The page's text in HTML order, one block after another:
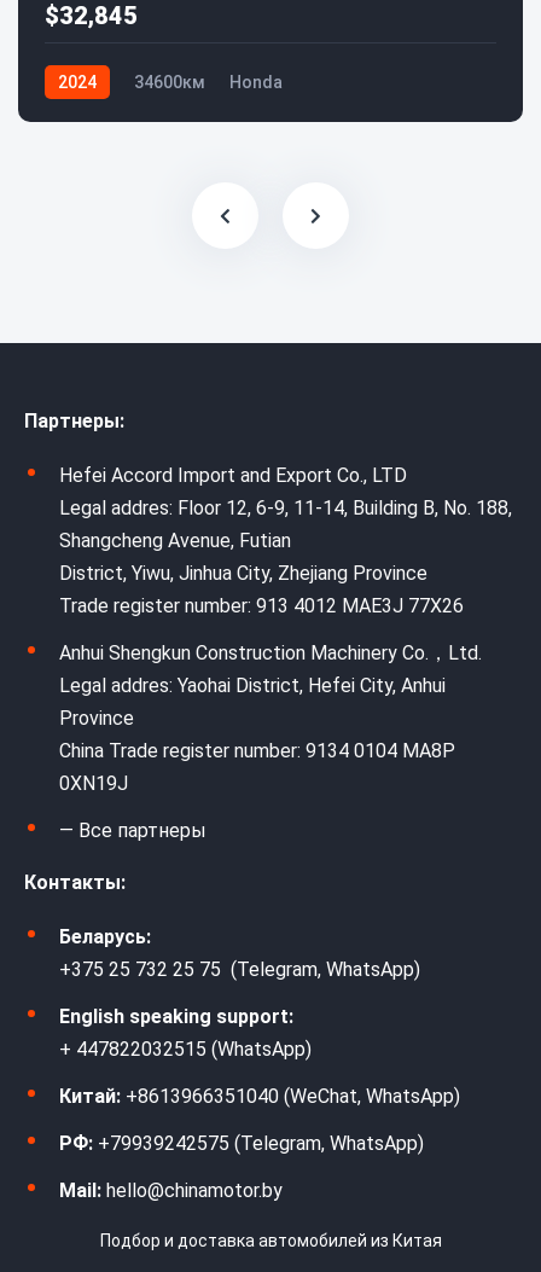
$32,845
2024 34600км Honda
Партнеры:
Hefei Accord Import and Export Co., LTD
Legal addres: Floor 12, 6-9, 11-14, Building B, No. 188,
Shangcheng Avenue, Futian
District, Yiwu, Jinhua City, Zhejiang Province
Trade register number: 913 4012 MAE3J 77X26
Anhui Shengkun Construction Machinery Co.，Ltd.
Legal addres: Yaohai District, Hefei City, Anhui
Province
China Trade register number: 9134 0104 MA8P
0XN19J
— Все партнеры
Контакты:
Беларусь:
+375 25 732 25 75 (Telegram, WhatsApp)
English speaking support:
+ 447822032515 (WhatsApp)
Китай: +8613966351040 (WeChat, WhatsApp)
РФ: +79939242575 (Telegram, WhatsApp)
Mail: hello@chinamotor.by
Подбор и доставка автомобилей из Китая